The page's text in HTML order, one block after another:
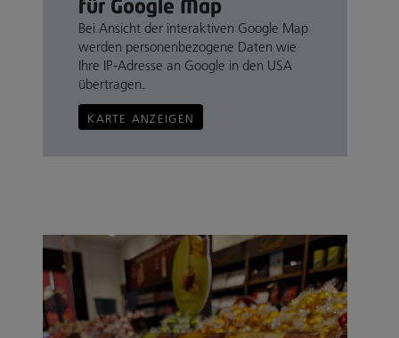
für Google Map
Bei Ansicht der interaktiven Google Map
werden personenbezogene Daten wie
Ihre IP-Adresse an Google in den USA
übertragen.
KARTE ANZEIGEN